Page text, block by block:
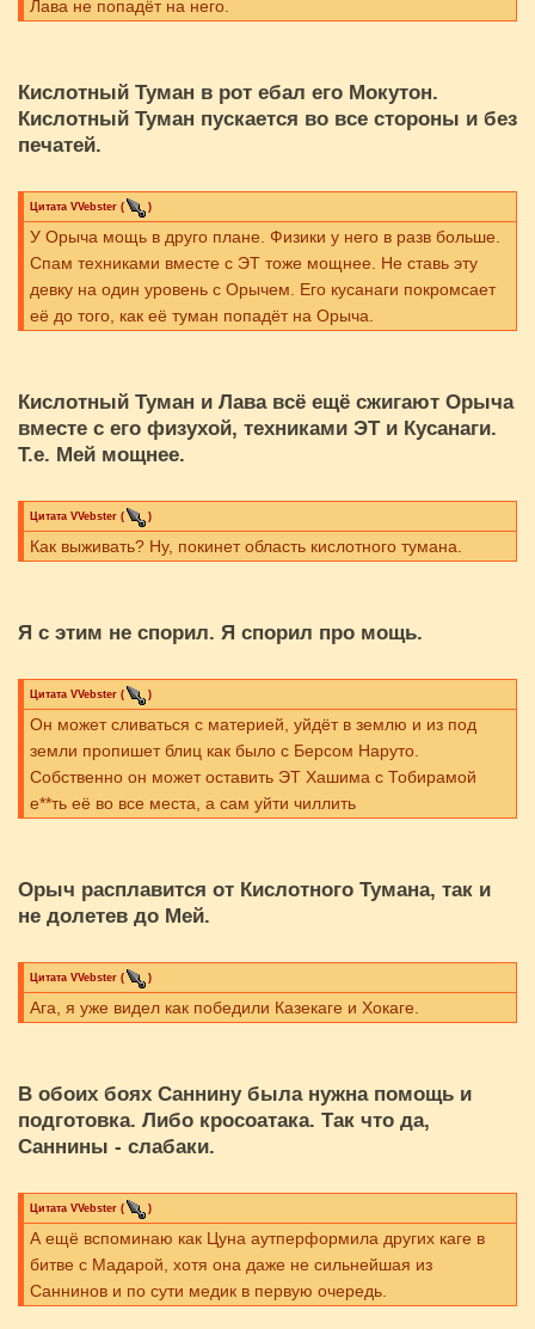
Лава не попадёт на него.
Кислотный Туман в рот ебал его Мокутон.
Кислотный Туман пускается во все стороны и без
печатей.
Цитата VVebster ( )
У Орыча мощь в друго плане. Физики у него в разв больше.
Спам техниками вместе с ЭТ тоже мощнее. Не ставь эту
девку на один уровень с Орычем. Его кусанаги покромсает
её до того, как её туман попадёт на Орыча.
Кислотный Туман и Лава всё ещё сжигают Орыча
вместе с его физухой, техниками ЭТ и Кусанаги.
Т.е. Мей мощнее.
Цитата VVebster ( )
Как выживать? Ну, покинет область кислотного тумана.
Я с этим не спорил. Я спорил про мощь.
Цитата VVebster ( )
Он может сливаться с материей, уйдёт в землю и из под
земли пропишет блиц как было с Берсом Наруто.
Собственно он может оставить ЭТ Хашима с Тобирамой
е**ть её во все места, а сам уйти чиллить
Орыч расплавится от Кислотного Тумана, так и
не долетев до Мей.
Цитата VVebster ( )
Ага, я уже видел как победили Казекаге и Хокаге.
В обоих боях Саннину была нужна помощь и
подготовка. Либо кросоатака. Так что да,
Саннины - слабаки.
Цитата VVebster ( )
А ещё вспоминаю как Цуна аутперформила других каге в
битве с Мадарой, хотя она даже не сильнейшая из
Саннинов и по сути медик в первую очередь.